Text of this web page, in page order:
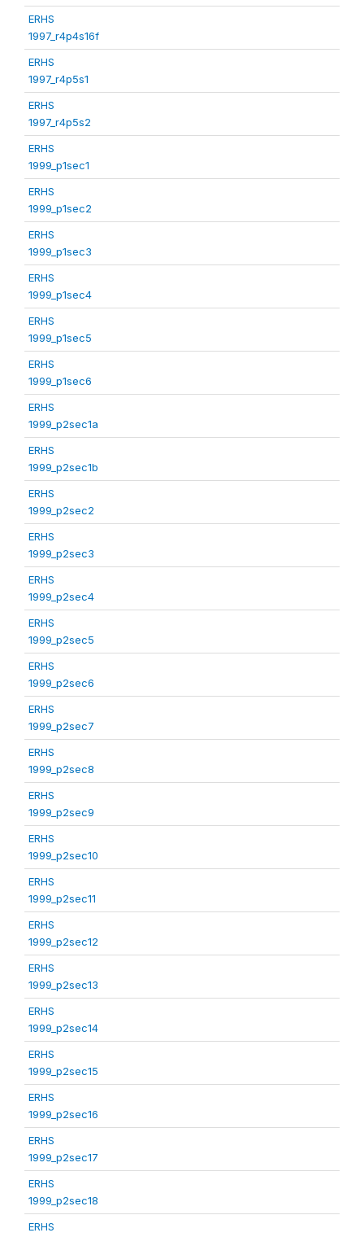
ERHS
1997_r4p4s16f
ERHS
1997_r4p5s1
ERHS
1997_r4p5s2
ERHS
1999_p1sec1
ERHS
1999_p1sec2
ERHS
1999_p1sec3
ERHS
1999_p1sec4
ERHS
1999_p1sec5
ERHS
1999_p1sec6
ERHS
1999_p2sec1a
ERHS
1999_p2sec1b
ERHS
1999_p2sec2
ERHS
1999_p2sec3
ERHS
1999_p2sec4
ERHS
1999_p2sec5
ERHS
1999_p2sec6
ERHS
1999_p2sec7
ERHS
1999_p2sec8
ERHS
1999_p2sec9
ERHS
1999_p2sec10
ERHS
1999_p2sec11
ERHS
1999_p2sec12
ERHS
1999_p2sec13
ERHS
1999_p2sec14
ERHS
1999_p2sec15
ERHS
1999_p2sec16
ERHS
1999_p2sec17
ERHS
1999_p2sec18
ERHS